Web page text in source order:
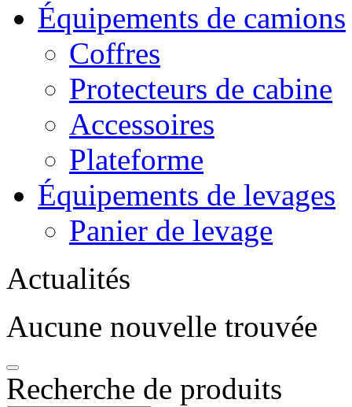
Équipements de camions
Coffres
Protecteurs de cabine
Accessoires
Plateforme
Équipements de levages
Panier de levage
Actualités
Aucune nouvelle trouvée
Recherche de produits